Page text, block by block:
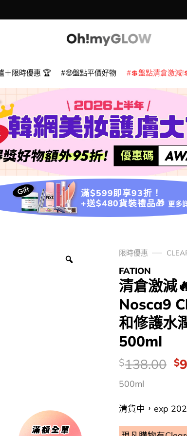
＋限時優惠 🏆 🤑盤點平價好物 💲盤點清倉激減
滿$599即享93折！
+送$480貨裝禮品🎁 更多
限時優惠
FATION
清倉激減
Nosca9
和修護水
500ml
價
$138.00 $
500ml
清貨中，exp